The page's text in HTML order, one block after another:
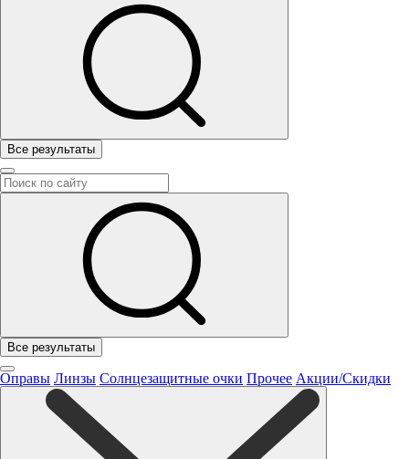
Все результаты
Все результаты
Оправы Линзы Солнцезащитные очки Прочее Акции/Скидки